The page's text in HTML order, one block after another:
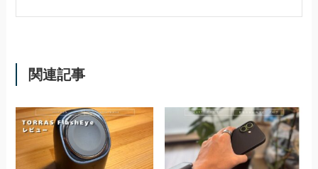
関連記事